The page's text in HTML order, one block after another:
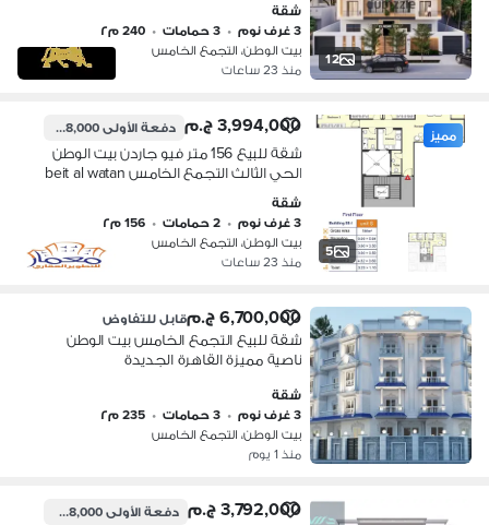
12
شقة
3 غرف نوم
• 3 حمامات • 240 م٢
بيت الوطن، التجمع الخامس
منذ 23 ساعات
5
مميز 3,994,000 ج.م دفعة الأولى998,000 ج.م
شقة للبيع 156 متر فيو جاردن بيت الوطن
الحي الثالث التجمع الخامس beit al watan
5th settlement new cairo
شقة
3 غرف نوم
• 2 حمامات • 156 م٢
بيت الوطن، التجمع الخامس
منذ 23 ساعات
6,700,000 ج.م قابل للتفاوض
شقة للبيع التجمع الخامس بيت الوطن
ناصية مميزة القاهرة الجديدة
شقة
3 غرف نوم
• 3 حمامات • 235 م٢
بيت الوطن، التجمع الخامس
منذ 1 يوم
3,792,000 ج.م دفعة الأولى948,000 ج.م